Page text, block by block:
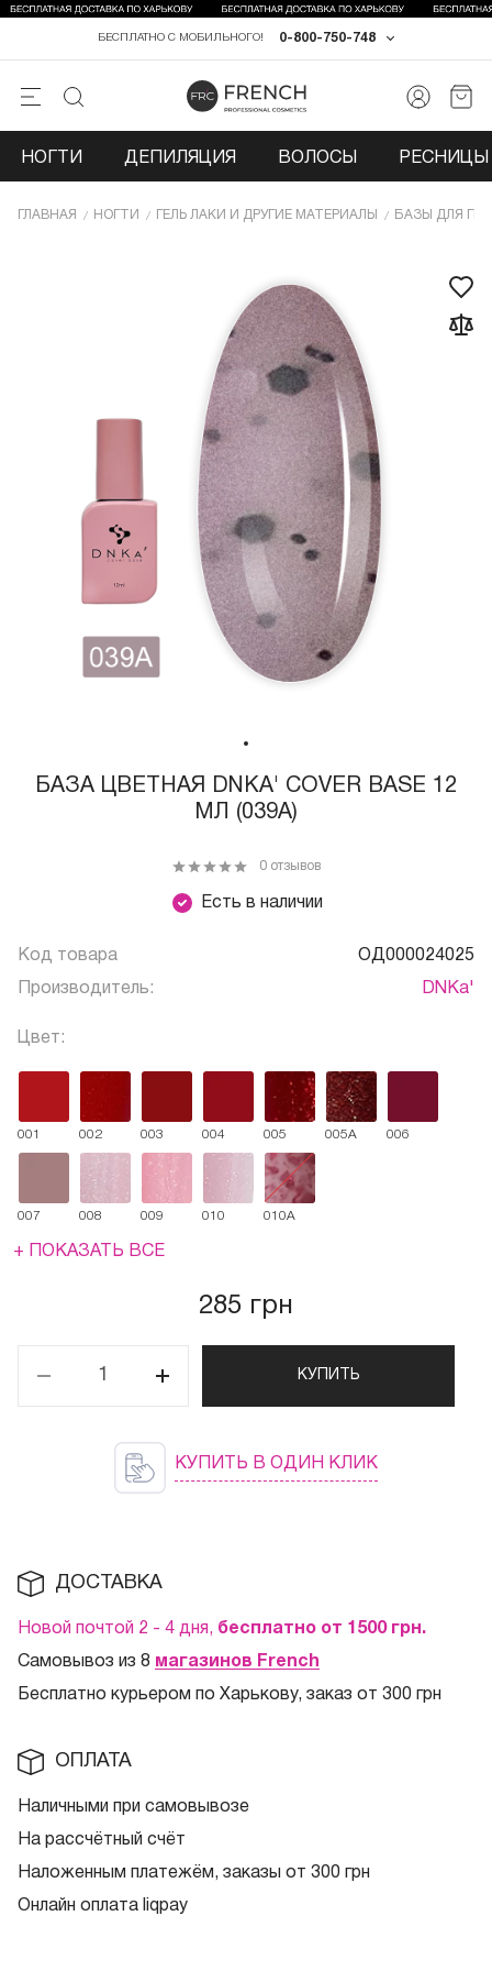
0-800-750-748
БЕСПЛАТНО С МОБИЛЬНОГО!
НОГТИ ДЕПИЛЯЦИЯ ВОЛОСЫ РЕСНИЦЫ
ГЛАВНАЯ НОГТИ ГЕЛЬ ЛАКИ И ДРУГИЕ МАТЕРИАЛЫ БАЗЫ ДЛЯ
БАЗА ЦВЕТНАЯ DNKA' COVER BASE 12
МЛ (039А)
Есть в наличии
0 отзывов
Код товара ОД000024025
Производитель: DNKa'
Цвет:
001 002 003 004 005 005A 006
007 008 009 010 010A
+ ПОКАЗАТЬ ВСЕ
285 грн
КУПИТЬ
КУПИТЬ В ОДИН КЛИК
ДОСТАВКА
Новой почтой 2 - 4 дня, бесплатно от 1500 грн.
Самовывоз из 8 магазинов French
Бесплатно курьером по Харькову, заказ от 300 грн
ОПЛАТА
Наличными при самовывозе
На рассчётный счёт
Наложенным платежём, заказы от 300 грн
Онлайн оплата liqpay